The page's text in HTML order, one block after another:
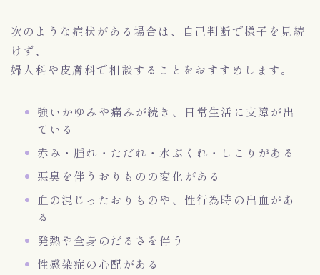
次のような症状がある場合は、自己判断で様子を見続
けず、
婦人科や皮膚科で相談することをおすすめします。
強いかゆみや痛みが続き、日常生活に支障が出
ている
赤み・腫れ・ただれ・水ぶくれ・しこりがある
悪臭を伴うおりものの変化がある
血の混じったおりものや、性行為時の出血があ
る
発熱や全身のだるさを伴う
性感染症の心配がある